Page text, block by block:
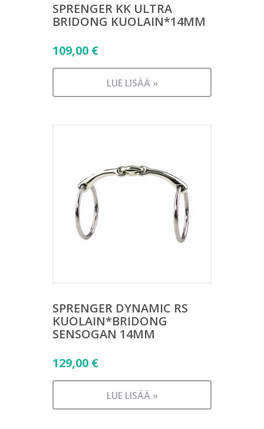
SPRENGER KK ULTRA
BRIDONG KUOLAIN*14MM
109,00 €
LUE LISÄÄ »
SPRENGER DYNAMIC RS
KUOLAIN*BRIDONG
SENSOGAN 14MM
129,00 €
LUE LISÄÄ »